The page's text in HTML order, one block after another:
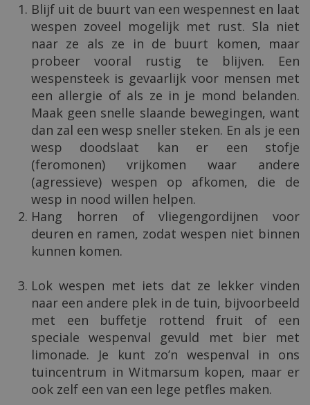
Blijf uit de buurt van een wespennest en laat
wespen zoveel mogelijk met rust. Sla niet
naar ze als ze in de buurt komen, maar
probeer vooral rustig te blijven. Een
wespensteek is gevaarlijk voor mensen met
een allergie of als ze in je mond belanden.
Maak geen snelle slaande bewegingen, want
dan zal een wesp sneller steken. En als je een
wesp doodslaat kan er een stofje
(feromonen) vrijkomen waar andere
(agressieve) wespen op afkomen, die de
wesp in nood willen helpen.
Hang horren of vliegengordijnen voor
deuren en ramen, zodat wespen niet binnen
kunnen komen.
Lok wespen met iets dat ze lekker vinden
naar een andere plek in de tuin, bijvoorbeeld
met een buffetje rottend fruit of een
speciale wespenval gevuld met bier met
limonade. Je kunt zo’n wespenval in ons
tuincentrum in Witmarsum kopen, maar er
ook zelf een van een lege petfles maken.